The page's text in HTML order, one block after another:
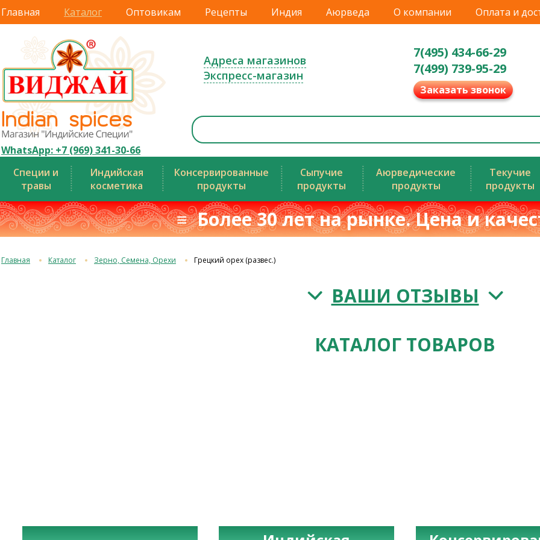
Главная Каталог Оптовикам Рецепты Индия Аюрведа О компании Оплата и
WhatsApp: +7 (969) 341-30-66
Адреса магазинов
Экспресс-магазин
7(495) 434-66-29
7(499) 739-95-29
Заказать звонок
Специи и
травы
Индийская
косметика
Консервированные
продукты
Сыпучие
продукты
Аюрведические
продукты
Текучие
продукты
≡ Более 30 лет на рынке. Цена и
Главная Каталог Зерно, Семена, Орехи Грецкий орех (развес.)
ВАШИ ОТЗЫВЫ
КАТАЛОГ ТОВАРОВ